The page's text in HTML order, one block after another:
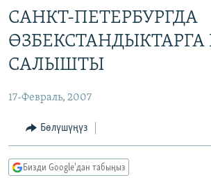
Издөөгө
салыңыз
САЯСАТ
МАДАНИЯТ
ДҮЙНӨ
УКРАИНА
ТВ ПРОГРАММАЛАР
БҮГҮН АЗАТТЫКТА
ПОДКАСТ
САНКТ-ПЕТЕРБУРГДА
ӨЗБЕКСТАНДЫКТАРГА
САЛЫШТЫ
17-Февраль, 2007
Бөлүшүңүз
Бизди Google'дан табыңыз